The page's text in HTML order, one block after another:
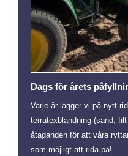
Dags för årets
Varje år lägger vi på nytt
terratexblandning (sand,
åtaganden för att våra
som möjligt att rida på!